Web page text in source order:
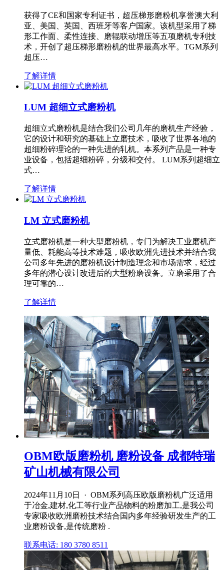
获得了CE和国家专利证书，超压梯形磨粉机享誉澳大利
亚、美国、英国、西班牙等客户国家。该机型采用了梯
形工作面、柔性连接、磨辊联动增压等五项磨机专利技
术，开创了超压梯形磨粉机的世界最高水平。TGM系列
超压…
了解详情
LUM 超细立式磨粉机
超细立式磨粉机是结合我们公司几年的磨机生产经验，
它的设计和研究的基础上立磨技术，吸收了世界各地的
超细粉碎理论的一种先进的轧机。本系列产品是一种专
业设备，包括超细粉碎，分级和交付。 LUM系列超细立
式…
了解详情
LM 立式磨粉机
立式磨粉机是一种大型磨粉机，专门为解决工业磨机产
量低、耗能高等技术难题，吸收欧洲先进技术并结合我
公司多年先进的磨粉机设计制造理念和市场需求，经过
多年的潜心设计改进后的大型粉磨设备。立磨采用了合
理可靠的…
了解详情
OBM欧版磨粉机 磨粉设备 成都特瑞
矿山机械有限公司
2024年11月10日 · OBM系列高压欧版磨粉机广泛适用
于冶金,建材,化工等行业产品物料的粉磨加工,是我公司
专家吸收欧洲磨粉技术结合国内多年经验研发生产的工
业磨粉设备,是传统磨粉 .
联系电话: 180 3780 8511